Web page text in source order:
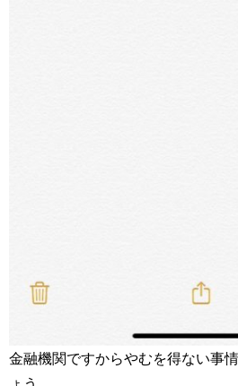
金融機関ですからやむを得ない事
ょう。